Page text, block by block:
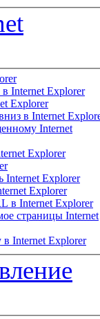
Internet Explorer
Explorer
в Internet
Internet
Explorer
Internet Explorer
Explorer
в Internet Explorer
страницы Internet
Internet Explorer